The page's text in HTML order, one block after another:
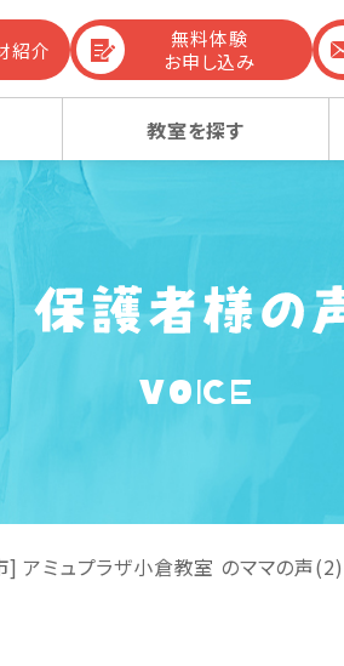
選ばれる理由
幼稚園受験コース
教室を探す
幼稚園受験コース
感動ストーリー
紹介
無料体験
お申し込み
VOICE
アミュプラザ小倉教室 のママの声(2)